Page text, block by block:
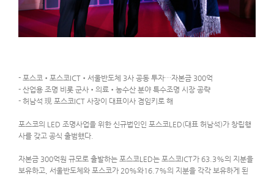
- 포스코•포스코ICT•서울반도체 3사 공동 투자…자본금 300억
- 산업용 조명 비롯 군사•의료•농수산 분야 특수조명 시장 공략
- 허남석 現 포스코ICT 사장이 대표이사 겸임키로 해
포스코의 LED 조명사업을 위한 신규법인인 포스코LED(대표 허남석)가 창립행
사를 갖고 공식 출범했다.
자본금 300억원 규모로 출발하는 포스코LED는 포스코ICT가 63.3%의 지분을
보유하고, 서울반도체와 포스코가 20%와16.7%의 지분을 각각 보유하게 된